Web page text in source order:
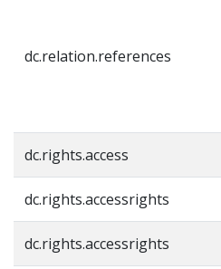
dc.relation.references
dc.rights.access
dc.rights.accessrights
dc.rights.accessrights